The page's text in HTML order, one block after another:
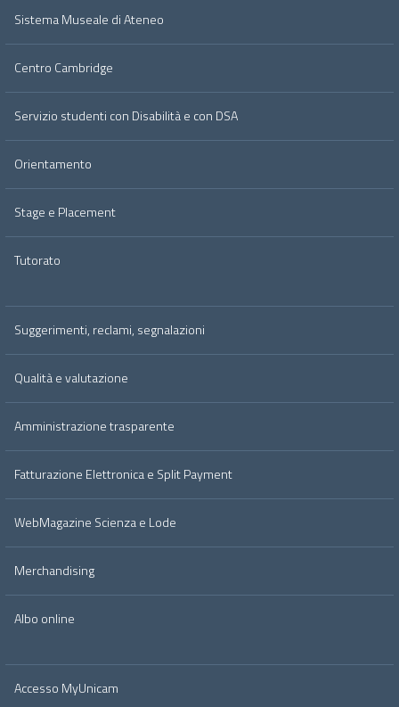
Sistema Museale di Ateneo
Centro Cambridge
Servizio studenti con Disabilità e con DSA
Orientamento
Stage e Placement
Tutorato
Suggerimenti, reclami, segnalazioni
Qualità e valutazione
Amministrazione trasparente
Fatturazione Elettronica e Split Payment
WebMagazine Scienza e Lode
Merchandising
Albo online
Accesso MyUnicam